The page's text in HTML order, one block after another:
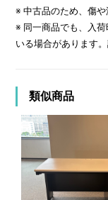
※ 中古品のため、傷や
※ 同一商品でも、入
いる場合があります
類似商品